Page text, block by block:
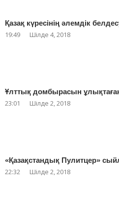
Қазақ күресінің әлемдік
19:49 Шілде 4, 2018
Ұлттық домбырасын
23:01 Шілде 2, 2018
«Қазақстандық Пулитцер»
22:32 Шілде 2, 2018